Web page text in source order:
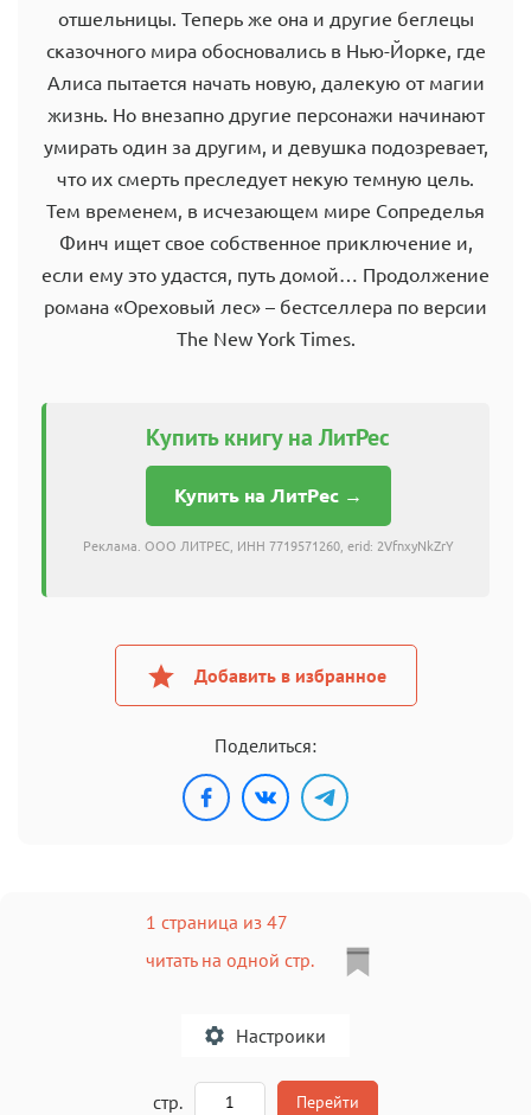
отшельницы. Теперь же она и другие беглецы
сказочного мира обосновались в Нью-Йорке, где
Алиса пытается начать новую, далекую от магии
жизнь. Но внезапно другие персонажи начинают
умирать один за другим, и девушка подозревает,
что их смерть преследует некую темную цель.
Тем временем, в исчезающем мире Сопределья
Финч ищет свое собственное приключение и,
если ему это удастся, путь домой… Продолжение
романа «Ореховый лес» – бестселлера по версии
The New York Times.
Купить книгу на ЛитРес
Купить на ЛитРес →
Реклама. ООО ЛИТРЕС, ИНН 7719571260, erid: 2VfnxyNkZrY
Добавить в избранное
Поделиться:
1 страница из 47
читать на одной стр.
Настроики
стр. Перейти